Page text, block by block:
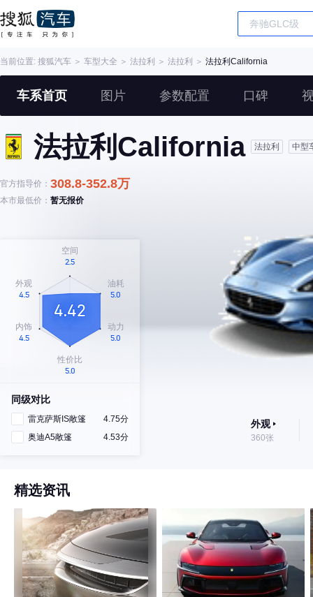
当前位置: 搜狐汽车 ＞ 车型大全 ＞ 法拉利 ＞ 法拉利 ＞ 法拉利California
车系首页 图片 参数配置 口碑
法拉利California 法拉利 中型
官方指导价： 308.8-352.8万
本市最低价： 暂无报价
同级对比
雷克萨斯IS敞篷
4.75分
奥迪A5敞篷
4.53分
外观
360张
精选资讯